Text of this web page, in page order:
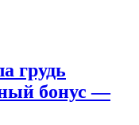
грудь
бонус —